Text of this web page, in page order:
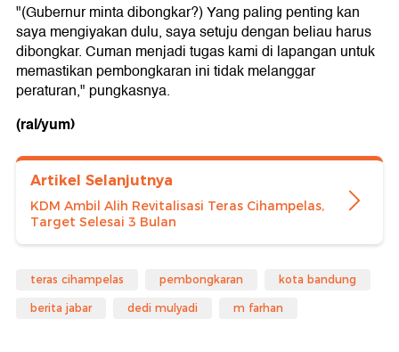
"(Gubernur minta dibongkar?) Yang paling penting kan
saya mengiyakan dulu, saya setuju dengan beliau harus
dibongkar. Cuman menjadi tugas kami di lapangan untuk
memastikan pembongkaran ini tidak melanggar
peraturan," pungkasnya.
(ral/yum)
Artikel Selanjutnya
KDM Ambil Alih Revitalisasi Teras Cihampelas,
Target Selesai 3 Bulan
teras cihampelas pembongkaran kota bandung
berita jabar dedi mulyadi m farhan